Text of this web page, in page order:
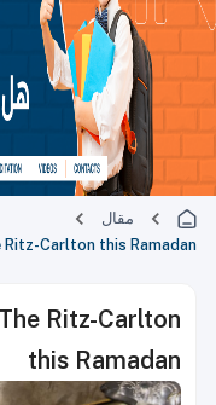
مقال
Carlton this Ramadan
Ritz-Carlton
this Ramadan